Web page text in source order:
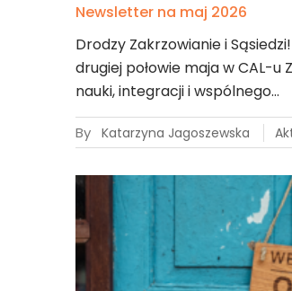
Newsletter na maj 2026
Drodzy Zakrzowianie i
drugiej połowie maja w CAL-u
nauki, integracji i wspólnego…
By Katarzyna Jagoszewska